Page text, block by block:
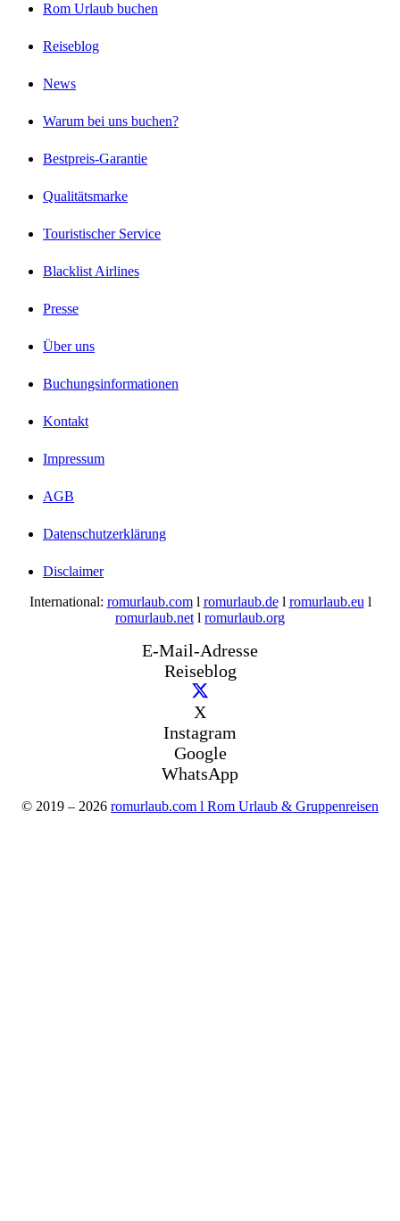
Rom Urlaub buchen
Reiseblog
News
Warum bei uns buchen?
Bestpreis-Garantie
Qualitätsmarke
Touristischer Service
Blacklist Airlines
Presse
Über uns
Buchungsinformationen
Kontakt
Impressum
AGB
Datenschutzerklärung
Disclaimer
International: romurlaub.coml romurlaub.del romurlaub.eu l
romurlaub.net l romurlaub.org
E-Mail-Adresse
Reiseblog
X
Instagram
Google
WhatsApp
© 2019 – 2026 romurlaub.com l Rom Urlaub & Gruppenreisen